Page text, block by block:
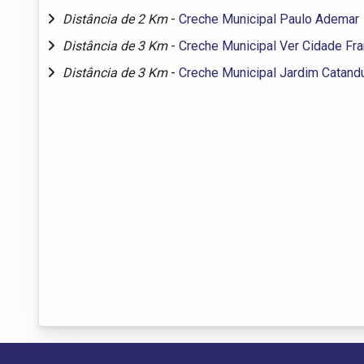
Distância de 2 Km - Creche Municipal Paulo Ademar
Distância de 3 Km - Creche Municipal Ver Cidade
Distância de 3 Km - Creche Municipal Jardim